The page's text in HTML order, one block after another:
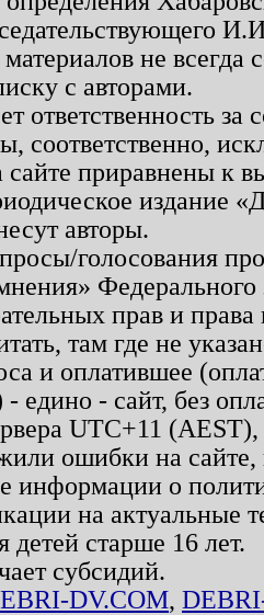
не
с авторами.
ответственность
соответственно,
приравнены к
издание
авторы.
голосования
прав и
там где не
и оплатившее
едино - сайт, без
UTC+11
ошибки на
информации о
на актуальные
старше 16 лет.
субсидий.
DV.COM,